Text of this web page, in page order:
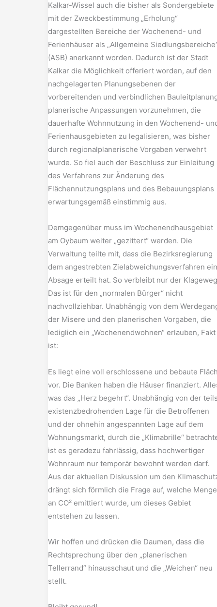
Kalkar-Wissel auch die bisher als Sondergebiete
mit der Zweckbestimmung „Erholung“
dargestellten Bereiche der Wochenend- und
Ferienhäuser als „Allgemeine
(ASB) anerkannt worden. Dadurch ist der Stadt
Kalkar die Möglichkeit offeriert worden, auf den
nachgelagerten Planungsebenen der
vorbereitenden und verbindlichen
planerische Anpassungen vorzunehmen, die
dauerhafte Wohnnutzung in den Wochenend-
Ferienhausgebieten zu legalisieren, was bisher
durch regionalplanerische Vorgaben verwehrt
wurde. So fiel auch der Beschluss zur Einleitung
des Verfahrens zur Änderung des
Flächennutzungsplans und des Bebauungsplans
erwartungsgemäß einstimmig aus.
Demgegenüber muss im Wochenendhausgebiet
am Oybaum weiter „gezittert“ werden. Die
Verwaltung teilte mit, dass die Bezirksregierung
dem angestrebten Zielabweichungsverfahren
Absage erteilt hat. So verbleibt nur der
Das ist für den „normalen Bürger“ nicht
nachvollziehbar. Unabhängig von dem
der Misere und den planerischen Vorgaben, die
lediglich ein „Wochenendwohnen“ erlauben, Fakt
ist:
Es liegt eine voll erschlossene und bebaute
vor. Die Banken haben die Häuser finanziert.
was das „Herz begehrt“. Unabhängig von der teils
existenzbedrohenden Lage für die Betroffenen
und der ohnehin angespannten Lage auf dem
Wohnungsmarkt, durch die „Klimabrille“
ist es geradezu fahrlässig, dass hochwertiger
Wohnraum nur temporär bewohnt werden darf.
Aus der aktuellen Diskussion um den
drängt sich förmlich die Frage auf, welche Menge
an CO² emittiert wurde, um dieses Gebiet
entstehen zu lassen.
Wir hoffen und drücken die Daumen, dass die
Rechtsprechung über den „planerischen
Tellerrand“ hinausschaut und die „Weichen“ neu
stellt.